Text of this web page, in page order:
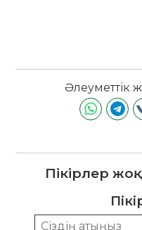
Әлеуметтік
Пікірлер